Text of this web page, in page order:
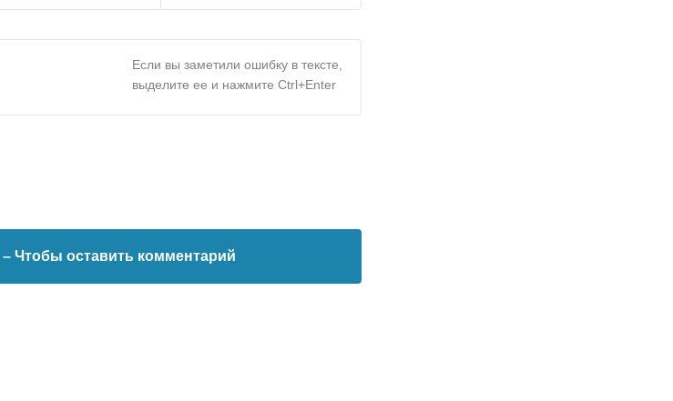
Если вы заметили ошибку в тексте,
выделите ее и нажмите Ctrl+Enter
– Чтобы оставить комментарий